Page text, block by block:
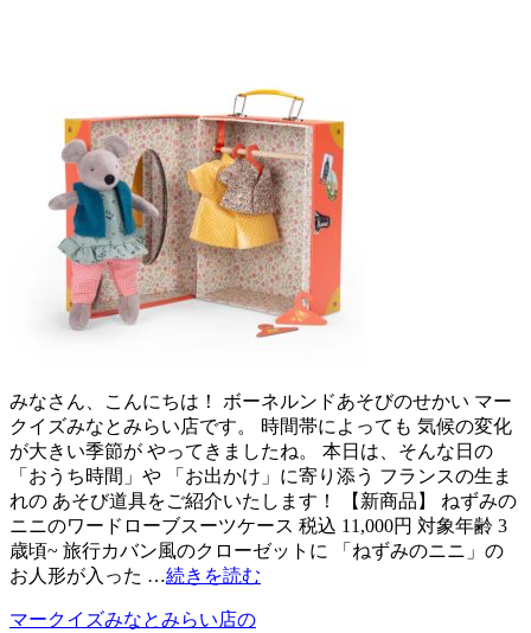
みなさん、こんにちは！ ボーネルンドあそびのせかい マー
クイズみなとみらい店です。 時間帯によっても 気候の変化
が大きい季節が やってきましたね。 本日は、そんな日の
「おうち時間」や 「お出かけ」に寄り添う フランスの生ま
れの あそび道具をご紹介いたします！ 【新商品】 ねずみの
ニニのワードローブスーツケース 税込 11,000円 対象年齢 3
歳頃~ 旅行カバン風のクローゼットに 「ねずみのニニ」の
お人形が入った …続きを読む
マークイズみなとみらい店の